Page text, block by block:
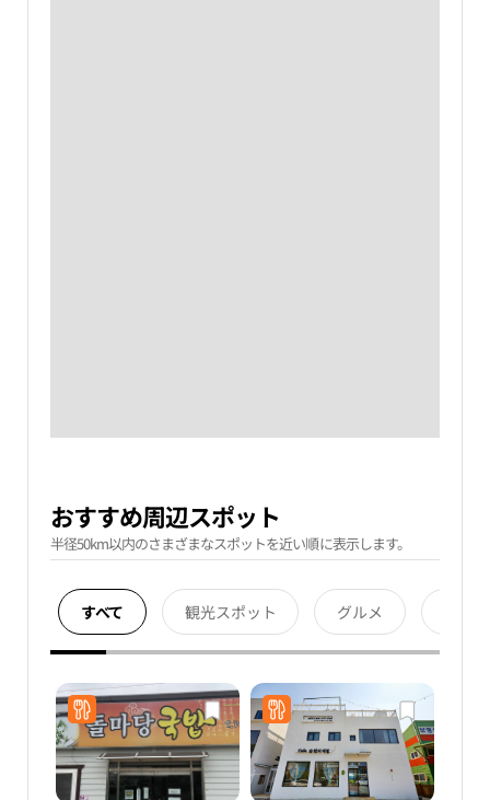
おすすめ周辺スポット
半径50km以内のさまざまなスポットを近い順に表示します。
すべて 観光スポット グルメ